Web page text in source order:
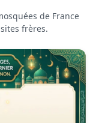
de France
frères.